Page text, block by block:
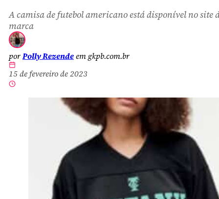
A camisa de futebol americano está disponível no site
marca
porPolly Rezendeem gkpb.com.br
15 de fevereiro de 2023